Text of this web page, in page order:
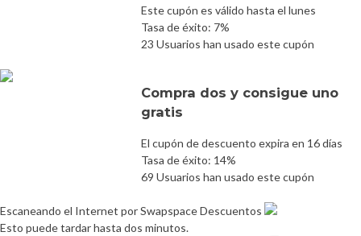
Este cupón es válido hasta el lunes
Tasa de éxito: 7%
23 Usuarios han usado este cupón
Compra dos y consigue uno
gratis
El cupón de descuento expira en 16 días
Tasa de éxito: 14%
69 Usuarios han usado este cupón
Escaneando el Internet por Swapspace Descuentos
Esto puede tardar hasta dos minutos.